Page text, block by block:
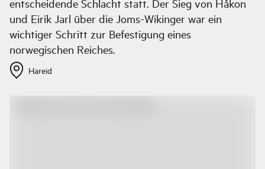
entscheidende Schlacht statt. Der Sieg von Håkon
und Eirik Jarl über die Joms-Wikinger war ein
wichtiger Schritt zur Befestigung eines
norwegischen Reiches.
Hareid